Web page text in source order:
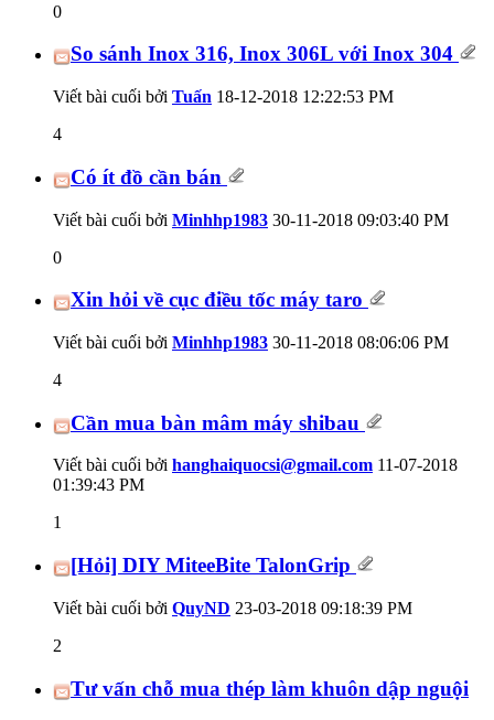
0
So sánh Inox 316, Inox 306L với Inox 304
Viết bài cuối bởi Tuấn 18-12-2018 12:22:53 PM
4
Có ít đồ cần bán
Viết bài cuối bởi Minhhp1983 30-11-2018 09:03:40 PM
0
Xin hỏi về cục điều tốc máy taro
Viết bài cuối bởi Minhhp1983 30-11-2018 08:06:06 PM
4
Cần mua bàn mâm máy shibau
Viết bài cuối bởi hanghaiquocsi@gmail.com 11-07-2018
01:39:43 PM
1
[Hỏi] DIY MiteeBite TalonGrip
Viết bài cuối bởi QuyND 23-03-2018 09:18:39 PM
2
Tư vấn chỗ mua thép làm khuôn dập nguội